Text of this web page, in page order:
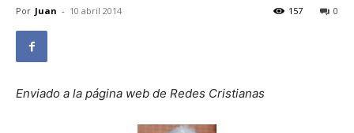
Por Juan - 10 abril 2014 0
157
Enviado a la página web de Redes Cristianas